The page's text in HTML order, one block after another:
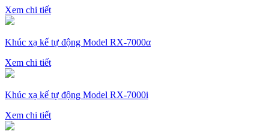
Xem chi tiết
Khúc xạ kế tự động Model RX-7000α
Xem chi tiết
Khúc xạ kế tự động Model RX-7000i
Xem chi tiết